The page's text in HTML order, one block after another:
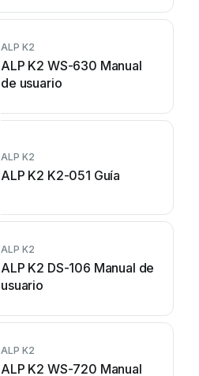
ALP K2
ALP K2 WS-630 Manual
de usuario
ALP K2
ALP K2 K2-051 Guía
ALP K2
ALP K2 DS-106 Manual de
usuario
ALP K2
ALP K2 WS-720 Manual